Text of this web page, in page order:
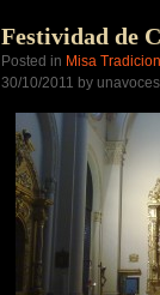
octubre,
Misa
cantada
de
Rey
Festividad de
Posted in Misa
30/10/2011 by